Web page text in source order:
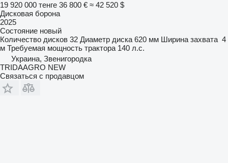
19 920 000 тенге 36 800 € ≈ 42 520 $
Дисковая борона
2025
Состояние новый
Количество дисков 32 Диаметр диска 620 мм Ширина захвата 4
м Требуемая мощность трактора 140 л.с.
Украина, Звенигородка
TRIDAAGRO NEW
Связаться с продавцом